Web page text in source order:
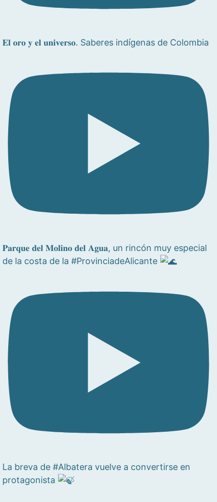
𝐄𝐥 𝐨𝐫𝐨 𝐲 𝐞𝐥 𝐮𝐧𝐢𝐯𝐞𝐫𝐬𝐨. Saberes indígenas de Colombia
𝐏𝐚𝐫𝐪𝐮𝐞 𝐝𝐞𝐥 𝐌𝐨𝐥𝐢𝐧𝐨 𝐝𝐞𝐥 𝐀𝐠𝐮𝐚, un rincón muy especial
de la costa de la #ProvinciadeAlicante
La breva de #Albatera vuelve a convertirse en
protagonista